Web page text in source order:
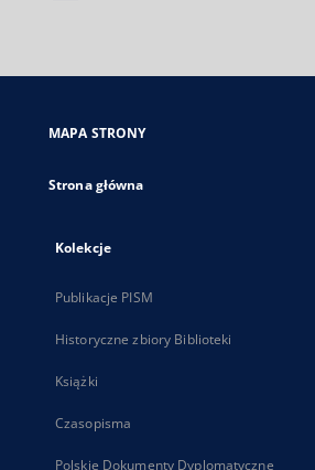
się
karcie
MAPA STRONY
Strona główna
Kolekcje
Publikacje PISM
Historyczne zbiory Biblioteki
Książki
Czasopisma
Polskie Dokumenty Dyplomatyczne